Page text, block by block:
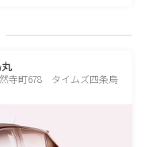
寺町678 タイムズ四条烏